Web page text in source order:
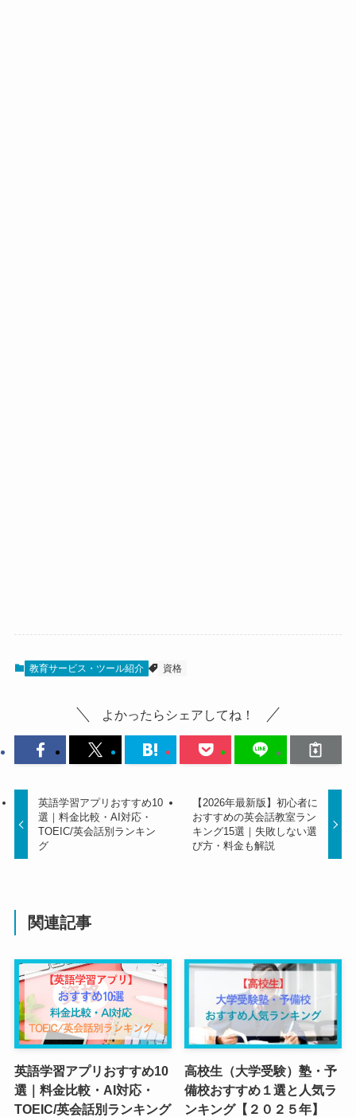
教育サービス・ツール紹介 資格
よかったらシェアしてね！
英語学習アプリおすすめ10
選｜料金比較・AI対応・
TOEIC/英会話別ランキン
グ
【2026年最新版】初心者に
おすすめの英会話教室ラン
キング15選｜失敗しない選
び方・料金も解説
関連記事
英語学習アプリおすすめ10
選｜料金比較・AI対応・
TOEIC/英会話別ランキング
高校生（大学受験）塾・予
備校おすすめ１選と人気ラ
ンキング【２０２５年】